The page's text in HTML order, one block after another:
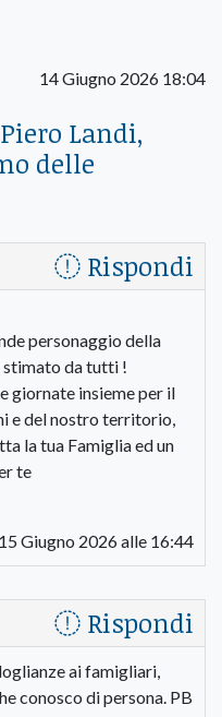
14 Giugno 2026 18:04
Landi,
delle
Rispondi
personaggio della
stimato da tutti !
giornate insieme per il
e del nostro territorio,
la tua Famiglia ed un
te
15 Giugno 2026 alle 16:44
Rispondi
ai famigliari,
conosco di persona. PB